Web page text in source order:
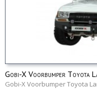
Gobi-X Voorbumper Toyota
Gobi-X Voorbumper Toyota